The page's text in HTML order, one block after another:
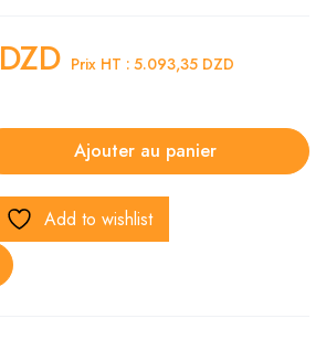
DZD Prix HT : 5.093,35 DZD
Ajouter au panier
Add to wishlist